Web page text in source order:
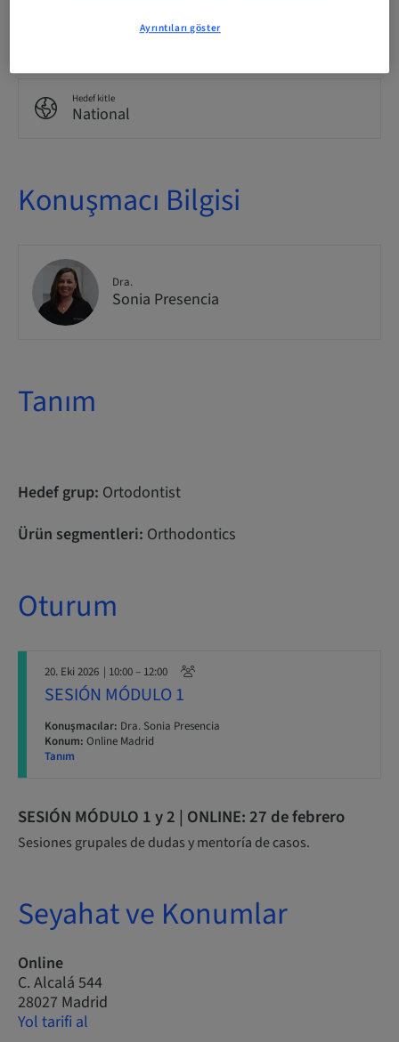
Hedef kitle
National
Konuşmacı Bilgisi
Dra.
Sonia Presencia
Tanım
Hedef grup: Ortodontist
Ürün segmentleri: Orthodontics
Oturum
20. Eki 2026 | 10:00 – 12:00
SESIÓN MÓDULO 1
Konuşmacılar: Dra. Sonia Presencia
Konum: Online Madrid
Tanım
SESIÓN MÓDULO 1 y 2 | ONLINE: 27 de febrero
Sesiones grupales de dudas y mentoría de casos.
Seyahat ve Konumlar
Online
C. Alcalá 544
28027 Madrid
Yol tarifi al
Ayrıntıları göster